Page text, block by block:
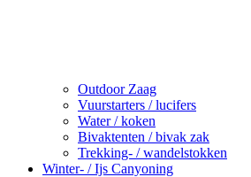
Outdoor Zaag
Vuurstarters / lucifers
Water / koken
Bivaktenten / bivak zak
Trekking- / wandelstokken
Winter- / Ijs Canyoning